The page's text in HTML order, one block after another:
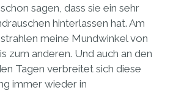
sagen, dass sie ein sehr
hinterlassen hat. Am
meine Mundwinkel von
zum anderen. Und auch an den
Tagen verbreitet sich diese
immer wieder in